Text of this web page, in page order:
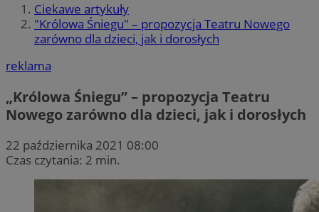
Ciekawe artykuły
"Królowa Śniegu" – propozycja Teatru Nowego
zarówno dla dzieci, jak i dorosłych
reklama
„Królowa Śniegu” – propozycja Teatru
Nowego zarówno dla dzieci, jak i dorosłych
22 października 2021 08:00
Czas czytania: 2 min.